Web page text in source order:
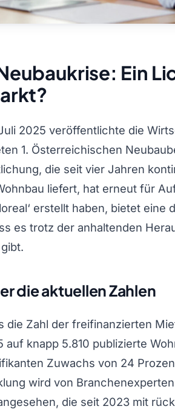
Ein
2025 veröffentlichte die
1. Österreichischen
die seit vier Jahren
liefert, hat erneut für
erstellt haben, bietet
es trotz der anhaltenden
die aktuellen Zahlen
die Zahl der freifinanzierten
auf knapp 5.810 publizierte
Zuwachs von 24
wird von
die seit 2023 mit